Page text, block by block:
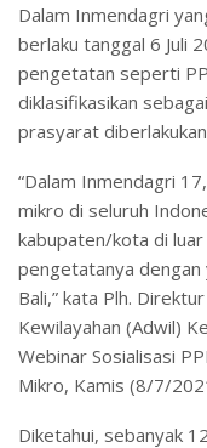
Dalam Inmendagri
berlaku tanggal 6 Juli
pengetatan seperti
diklasifikasikan
prasyarat
“Dalam Inmendagri
mikro di seluruh
kabupaten/kota di
pengetatanya dengan
Bali,” kata Plh.
Kewilayahan (Adwil)
Webinar Sosialisasi
Mikro, Kamis (8/7/
Diketahui, sebanyak